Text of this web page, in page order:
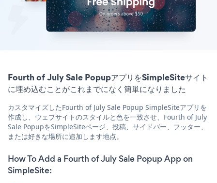
Fourth of July Sale PopupアプリをSimpleSiteサイト
に埋め込むことがこれまでになく簡単になりました
カスタマイズしたFourth of July Sale Popup SimpleSiteアプリを
作成し、ウェブサイトのスタイルと色を一致させ、Fourth of July
Sale PopupをSimpleSiteページ、投稿、サイドバー、フッター、
または好きな場所に追加します地点。
How To Add a Fourth of July Sale Popup App on
SimpleSite: